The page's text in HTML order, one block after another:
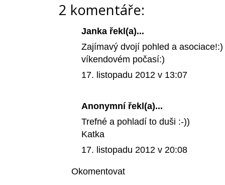
2 komentáře:
Janka řekl(a)...
Zajímavý dvojí pohled a
víkendovém počasí:)
17. listopadu 2012 v 13:07
Anonymní řekl(a)...
Trefné a pohladí to duši :-))
Katka
17. listopadu 2012 v 20:08
Okomentovat